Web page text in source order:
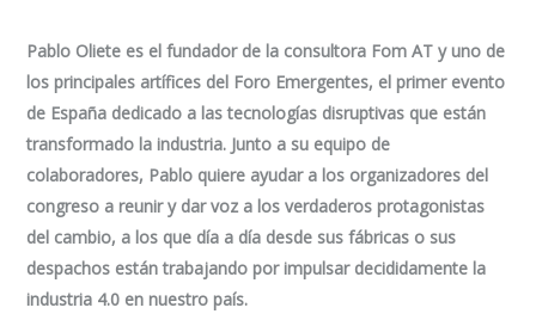
Pablo Oliete es el fundador de la consultora Fom AT y uno de
los principales artífices del Foro Emergentes, el primer evento
de España dedicado a las tecnologías disruptivas que están
transformado la industria. Junto a su equipo de
colaboradores, Pablo quiere ayudar a los organizadores del
congreso a reunir y dar voz a los verdaderos protagonistas
del cambio, a los que día a día desde sus fábricas o sus
despachos están trabajando por impulsar decididamente la
industria 4.0 en nuestro país.